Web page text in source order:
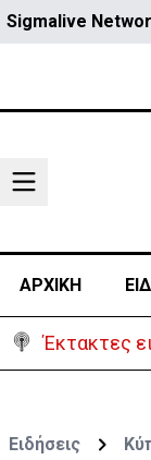
Sigmalive
ΑΡΧΙΚΗ
Έκτακτες
Ειδήσεις